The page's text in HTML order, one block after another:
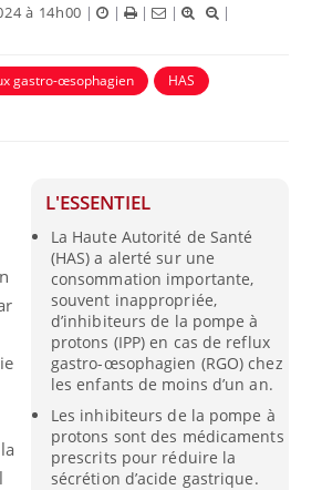
à 14h00 | | | |
|
gastro-œsophagien
HAS
L'ESSENTIEL
La Haute Autorité de Santé
(HAS) a alerté sur une
consommation importante,
souvent inappropriée,
d’inhibiteurs de la pompe à
protons (IPP) en cas de reflux
gastro-œsophagien (RGO) chez
les enfants de moins d’un an.
Les inhibiteurs de la pompe à
protons sont des médicaments
prescrits pour réduire la
sécrétion d’acide gastrique.